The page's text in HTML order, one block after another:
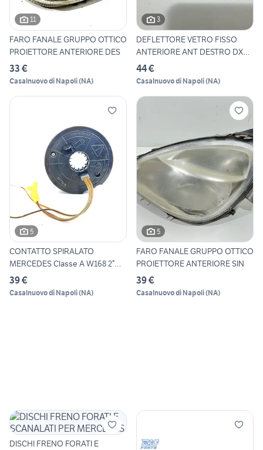
11
FARO FANALE GRUPPO OTTICO
PROIETTORE ANTERIORE DES
33 €
Casalnuovo di Napoli(NA)
3
DEFLETTORE VETRO FISSO
ANTERIORE ANT DESTRO DX
MER
44 €
Casalnuovo di Napoli(NA)
5
CONTATTO SPIRALATO
MERCEDES Classe A W168 2°
Seri
39 €
Casalnuovo di Napoli(NA)
5
FARO FANALE GRUPPO OTTICO
PROIETTORE ANTERIORE SIN
39 €
Casalnuovo di Napoli(NA)
DISCHI FRENO FORATI E